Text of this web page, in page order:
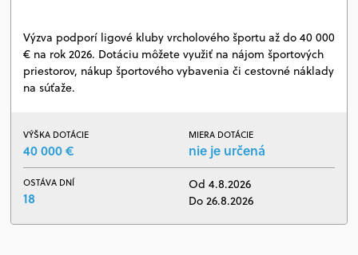
Výzva podporí ligové kluby vrcholového športu až do 40 000
€ na rok 2026. Dotáciu môžete využiť na nájom športových
priestorov, nákup športového vybavenia či cestovné náklady
na súťaže.
VÝŠKA DOTÁCIE
40 000 €
MIERA DOTÁCIE
nie je určená
OSTÁVA DNÍ
18
Od 4.8.2026
Do 26.8.2026